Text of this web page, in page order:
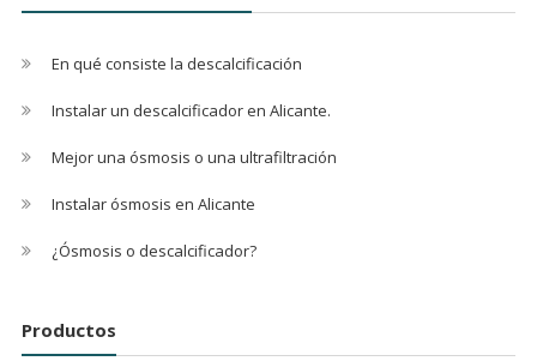
En qué consiste la descalcificación
Instalar un descalcificador en Alicante.
Mejor una ósmosis o una ultrafiltración
Instalar ósmosis en Alicante
¿Ósmosis o descalcificador?
Productos